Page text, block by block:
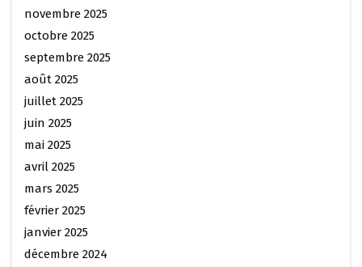
novembre 2025
octobre 2025
septembre 2025
août 2025
juillet 2025
juin 2025
mai 2025
avril 2025
mars 2025
février 2025
janvier 2025
décembre 2024